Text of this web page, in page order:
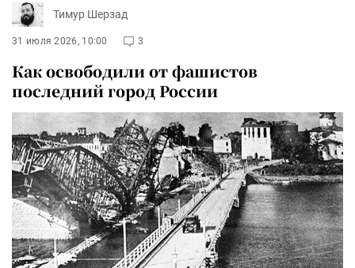
Тимур Шерзад
31 июля 2026, 10:00 3
Как освободили от фашистов
последний город России